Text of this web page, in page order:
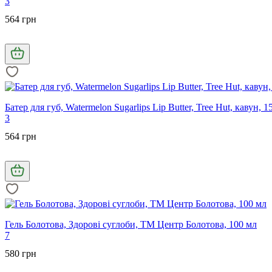
564 грн
Батер для губ, Watermelon Sugarlips Lip Butter, Tree Hut, кавун,
3
564 грн
Гель Болотова, Здорові суглоби, ТМ Центр Болотова, 100 мл
7
580 грн